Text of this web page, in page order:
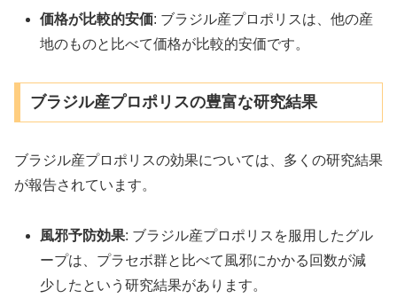
価格が比較的安価: ブラジル産プロポリスは、他の産
地のものと比べて価格が比較的安価です。
ブラジル産プロポリスの豊富な研究結果
ブラジル産プロポリスの効果については、多くの研究結果
が報告されています。
風邪予防効果: ブラジル産プロポリスを服用したグル
ープは、プラセボ群と比べて風邪にかかる回数が減
少したという研究結果があります。